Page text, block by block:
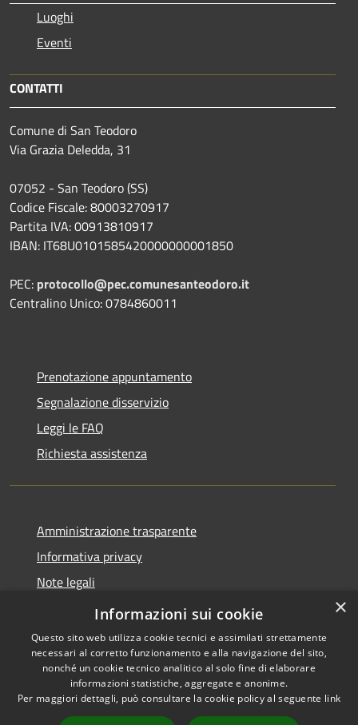
Luoghi
Eventi
CONTATTI
Comune di San Teodoro
Via Grazia Deledda, 31
07052 - San Teodoro (SS)
Codice Fiscale: 80003270917
Partita IVA: 00913810917
IBAN: IT68U0101585420000000001850
PEC: protocollo@pec.comunesanteodoro.it
Centralino Unico: 0784860011
Prenotazione appuntamento
Segnalazione disservizio
Leggi le FAQ
Richiesta assistenza
Amministrazione trasparente
Informativa privacy
Note legali
Dichiarazione di accessibilità
Accessibilità
Copyright © 2026 • Comune di
San Teodoro • Powered by
×
Informazioni sui cookie
Questo sito web utilizza cookie tecnici e assimilati strettamente
necessari al corretto funzionamento e alla navigazione del sito,
nonché un cookie tecnico analitico al solo fine di elaborare
informazioni statistiche, aggregate e anonime.
Per maggiori dettagli, può consultare la cookie policy al seguente link